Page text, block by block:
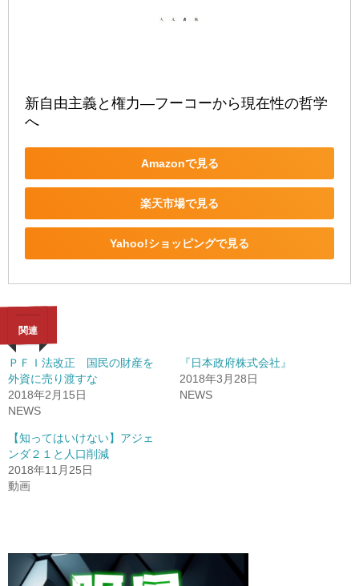
新自由主義と権力―フーコーから現在性の哲学
へ
Amazonで見る
楽天市場で見る
Yahoo!ショッピングで見る
関連
ＰＦＩ法改正 国民の財産を
外資に売り渡すな
2018年2月15日
NEWS
『日本政府株式会社』
2018年3月28日
NEWS
【知ってはいけない】アジェ
ンダ２１と人口削減
2018年11月25日
動画